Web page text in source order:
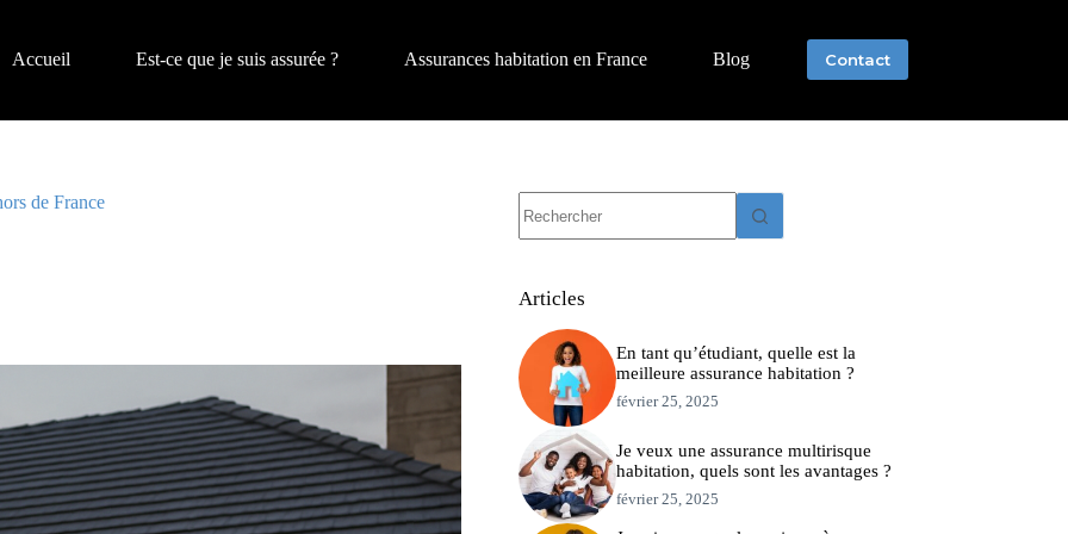
Accueil Est-ce que je suis assurée ? Assurances habitation en France Blog Contact
de France
résultat
Articles
En tant qu’étudiant, quelle est la
meilleure assurance habitation ?
février 25, 2025
Je veux une assurance multirisque
habitation, quels sont les avantages ?
février 25, 2025